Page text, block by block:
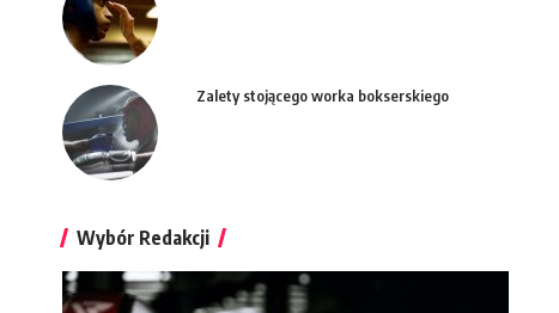
Zalety stojącego worka bokserskiego
Wybór Redakcji